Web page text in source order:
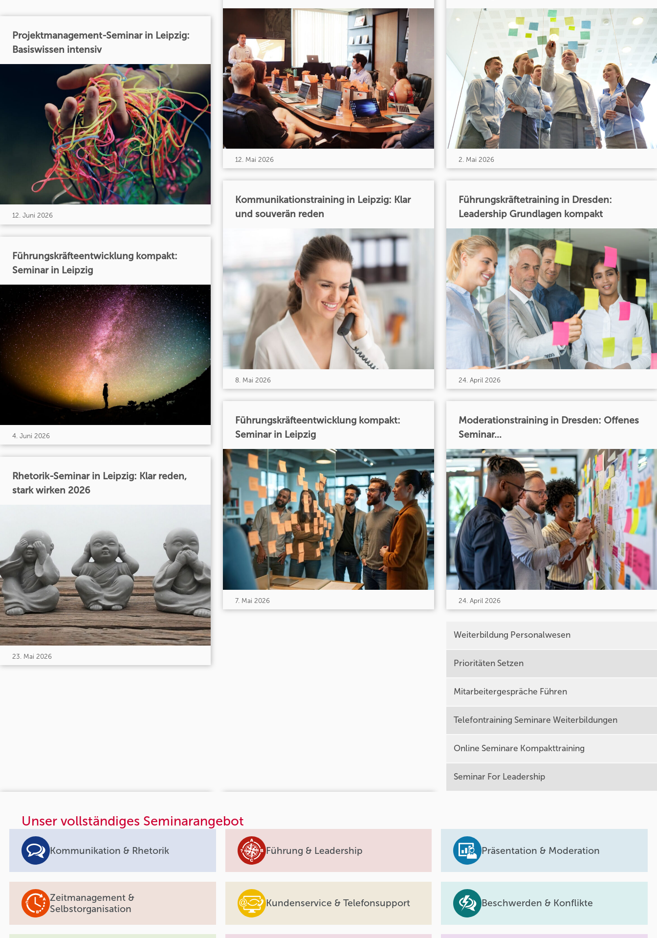
Projektmanagement-Seminar in Leipzig:
Basiswissen intensiv
12. Juni 2026
Führungskräfteentwicklung kompakt:
Seminar in Leipzig
4. Juni 2026
Rhetorik-Seminar in Leipzig: Klar reden,
stark wirken 2026
23. Mai 2026
12. Mai 2026
Kommunikationstraining in Leipzig: Klar
und souverän reden
8. Mai 2026
Führungskräfteentwicklung kompakt:
Seminar in Leipzig
7. Mai 2026
2. Mai 2026
Führungskräftetraining in Dresden:
Leadership Grundlagen kompakt
24. April 2026
Moderationstraining in Dresden: Offenes
Seminar...
24. April 2026
Weiterbildung Personalwesen
Prioritäten Setzen
Mitarbeitergespräche Führen
Telefontraining Seminare Weiterbildungen
Online Seminare Kompakttraining
Seminar For Leadership
Unser vollständiges Seminarangebot
Kommunikation & Rhetorik Führung & Leadership Präsentation & Moderation
Zeitmanagement &
Selbstorganisation
Kundenservice & Telefonsupport Beschwerden & Konflikte